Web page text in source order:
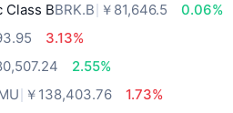
Class BBRK.B ￥81,646.5
0.06%
3.13%
2.55%
￥138,403.76
1.73%